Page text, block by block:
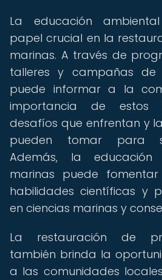
La educación
papel crucial en la
marinas. A través de
talleres y campañas de
puede informar a la
importancia de estos
desafíos que enfrentan y
pueden tomar para
Además, la educación
marinas puede
habilidades científicas y
en ciencias marinas y
La restauración de
también brinda la
a las comunidades